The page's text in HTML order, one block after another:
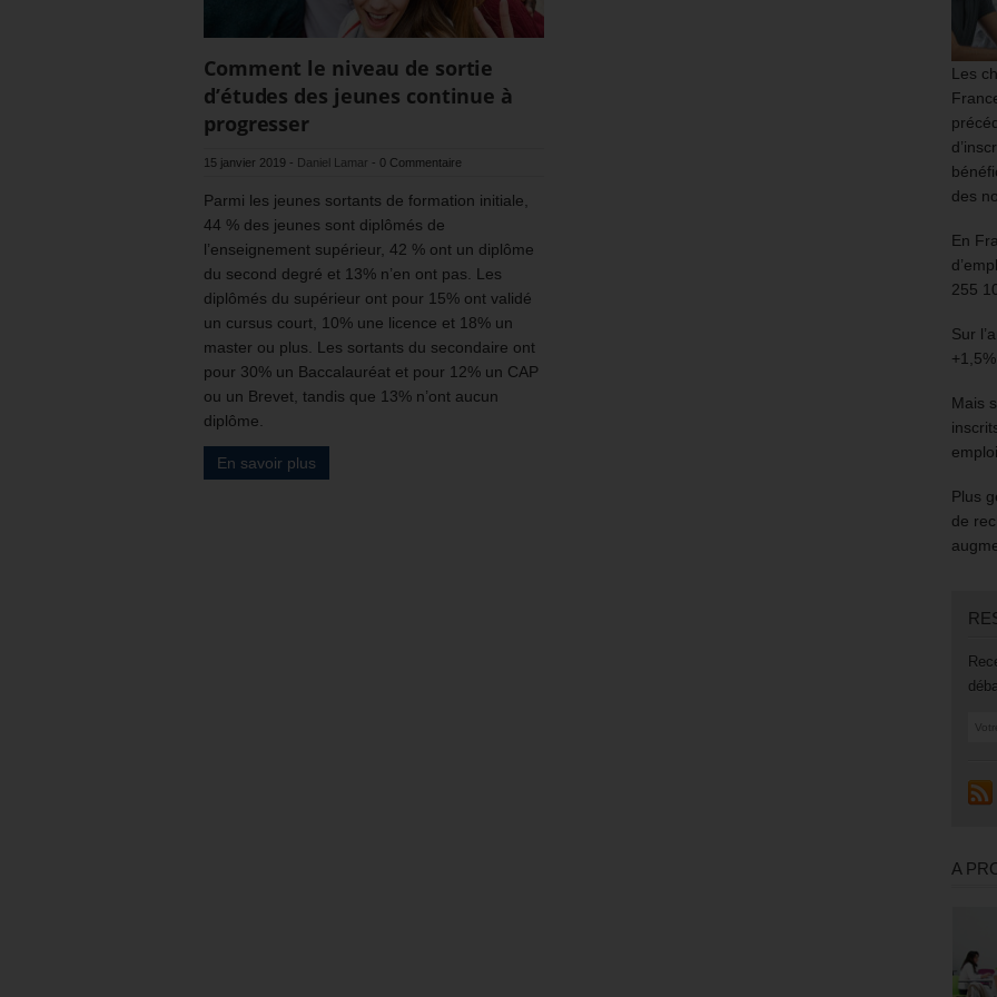
Comment le niveau de sortie
d’études des jeunes continue à
progresser
15 janvier 2019 - Daniel Lamar - 0 Commentaire
Parmi les jeunes sortants de formation initiale,
44 % des jeunes sont diplômés de
l’enseignement supérieur, 42 % ont un diplôme
du second degré et 13% n’en ont pas. Les
diplômés du supérieur ont pour 15% ont validé
un cursus court, 10% une licence et 18% un
master ou plus. Les sortants du secondaire ont
pour 30% un Baccalauréat et pour 12% un CAP
ou un Brevet, tandis que 13% n’ont aucun
diplôme.
En savoir plus
Les
des
En
255
Sur
Mais
Plus
de
A